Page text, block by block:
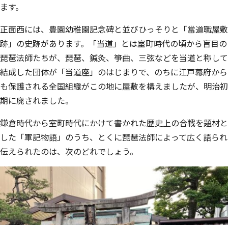
ます。
正面西には、豊園幼稚園記念碑と並びひっそりと「當道職屋敷
跡」の史跡があります。「当道」とは室町時代の頃から盲目の
琵琶法師たちが、琵琶、鍼灸、箏曲、三弦などを当道と称して
結成した団体が「当道座」のはじまりで、のちに江戸幕府から
も保護される全国組織がこの地に屋敷を構えましたが、明治初
期に廃されました。
鎌倉時代から室町時代にかけて書かれた歴史上の合戦を題材と
した「軍記物語」のうち、とくに琵琶法師によって広く語られ
伝えられたのは、次のどれでしょう。